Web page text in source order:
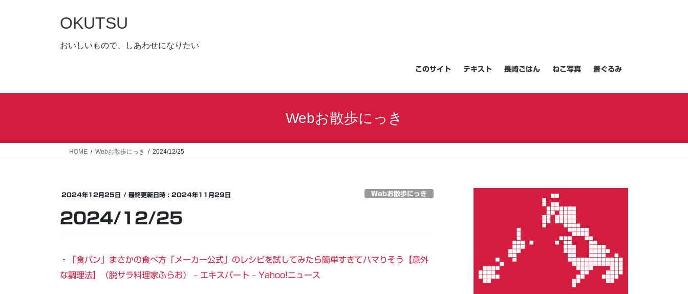
キ
に
OKUTSU
おいしいもので、しあわせになりたい
このサイト テキスト 長崎ごはん ねこ写真 着ぐるみ
Webお散歩にっき
HOME Webお散歩にっき 2024/12/25
2024年12月25日 / 最終更新日時 : 2024年11月29日 Webお散歩にっき
2024/12/25
・
「食パン」まさかの食べ方「メーカー公式」のレシピを試してみたら簡単すぎてハマりそう【意外
な調理法】（脱サラ料理家ふらお） – エキスパート – Yahoo!ニュース